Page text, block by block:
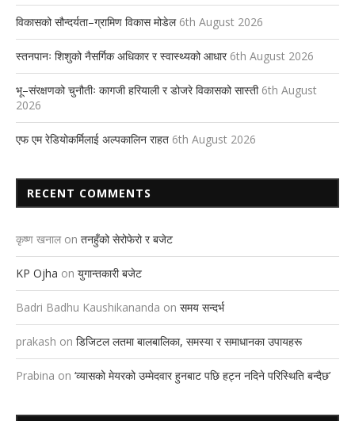
विकासको सौन्दर्यता–ग्रामिण विकास मोडेल 6th August 2026
स्तनपानः शिशुको नैसर्गिक अधिकार र स्वास्थ्यको आधार 6th August 2026
भू–संरक्षणको चुनौतीः कागजी हरियाली र डोजरे विकासको सास्ती 6th August
2026
एफ एम रेडियोकर्मिलाई अल्पकालिन राहत 6th August 2026
RECENT COMMENTS
कृष्ण खनाल on तनहुँको सेरोफेरो र बजेट
KP Ojha on युगान्तकारी बजेट
Badri Badhu Kaushikananda on समय सन्दर्भ
prakash on डिजिटल लतमा बालबालिका, समस्या र समाधानका उपायहरू
Prabina on ‘व्यासको मेयरको उम्मेदवार हुनबाट पछि हट्न नदिने परिस्थिति बन्दैछ’